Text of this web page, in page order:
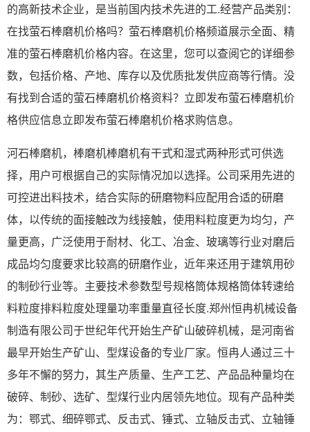
的高新技术企业，是当前国内技术先进的工.经营产品类别：
在找萤石棒磨机价格吗？萤石棒磨机价格频道展示全面、精
准的萤石棒磨机价格内容。在这里，您可以查阅它的详细参
数，包括价格、产地、库存以及优质批发供应商等行情。没
有找到合适的萤石棒磨机价格资料？立即发布萤石棒磨机价
格供应信息立即发布萤石棒磨机价格求购信息。
河石棒磨机，棒磨机棒磨机有干式和湿式两种形式可供选
择，用户可根据自己的实际情况加以选择。公司采用先进的
可控进出料技术，结合实际的研磨物料应配用合适的研磨
体，以传统的面接触改为线接触，使用料粒度更为均匀，产
量更高，广泛使用于耐材、化工、冶金、玻璃等行业对磨后
成品均匀度要求比较高的研磨作业，近年来还用于建筑用砂
的制砂行业等。主要技术参数型号规格筒体规格筒体转速给
料粒度排料粒度处理量功率重量直径长度.郑州恒冉机械设备
制造有限公司于世纪年代开始生产矿山破碎机械，是河南省
最早开始生产矿山、型煤设备的专业厂家。恒冉人通过三十
多年不懈的努力，其生产质量、生产工艺、产品品种量均在
破碎、制砂、选矿、型煤行业内居领先地位。现有产品种类
为：鄂式、细碎鄂式、反击式、锤式、立轴反击式、立轴锤